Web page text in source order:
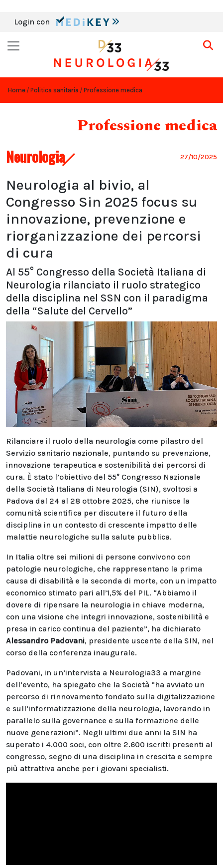
Login con
Home Politica sanitaria Professione medica
Professione medica
Neurologia 27/10/2025
Neurologia al bivio, al
Congresso Sin 2025 focus su
innovazione, prevenzione e
riorganizzazione dei percorsi
di cura
Al 55° Congresso della Società Italiana di
Neurologia rilanciato il ruolo strategico
della disciplina nel SSN con il paradigma
della “Salute del Cervello”
Rilanciare il ruolo della neurologia come pilastro del
Servizio sanitario nazionale, puntando su prevenzione,
innovazione terapeutica e sostenibilità dei percorsi di
cura. È stato l’obiettivo del 55° Congresso Nazionale
della Società Italiana di Neurologia (SIN), svoltosi a
Padova dal 24 al 28 ottobre 2025, che riunisce la
comunità scientifica per discutere il futuro della
disciplina in un contesto di crescente impatto delle
malattie neurologiche sulla salute pubblica.
In Italia oltre sei milioni di persone convivono con
patologie neurologiche, che rappresentano la prima
causa di disabilità e la seconda di morte, con un impatto
economico stimato pari all’1,5% del PIL. “Abbiamo il
dovere di ripensare la neurologia in chiave moderna,
con una visione che integri innovazione, sostenibilità e
presa in carico continua del paziente”, ha dichiarato
Alessandro Padovani, presidente uscente della SIN, nel
corso della conferenza inaugurale.
Padovani, in un’intervista a Neurologia33 a margine
dell’evento, ha spiegato che la Società “ha avviato un
percorso di rinnovamento fondato sulla digitalizzazione
e sull’informatizzazione della neurologia, lavorando in
parallelo sulla governance e sulla formazione delle
nuove generazioni”. Negli ultimi due anni la SIN ha
superato i 4.000 soci, con oltre 2.600 iscritti presenti al
congresso, segno di una disciplina in crescita e sempre
più attrattiva anche per i giovani specialisti.